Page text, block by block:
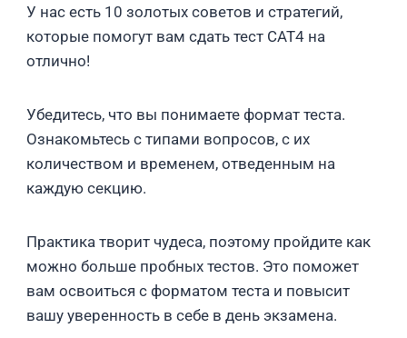
У нас есть 10 золотых советов и стратегий,
которые помогут вам сдать тест CAT4 на
отлично!
Убедитесь, что вы понимаете формат теста.
Ознакомьтесь с типами вопросов, с их
количеством и временем, отведенным на
каждую секцию.
Практика творит чудеса, поэтому пройдите как
можно больше пробных тестов. Это поможет
вам освоиться с форматом теста и повысит
вашу уверенность в себе в день экзамена.